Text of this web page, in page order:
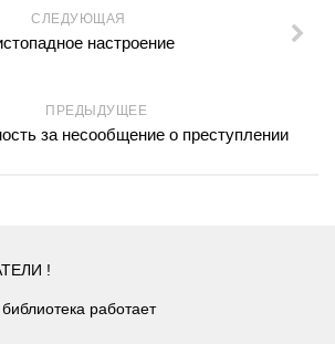
сельская библиотека №26
сельская библиотека №41
сельская библиотека №27
технологий и информационно-
и обработки литературы
СЛЕДУЮЩАЯ
настроение
ПРЕДЫДУЩЕЕ
за несообщение о преступлении
!
работает